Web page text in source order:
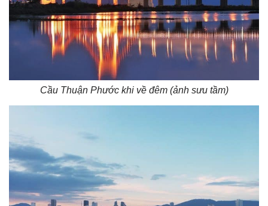
Cầu Thuận Phước khi về đêm (ảnh sưu tầm)